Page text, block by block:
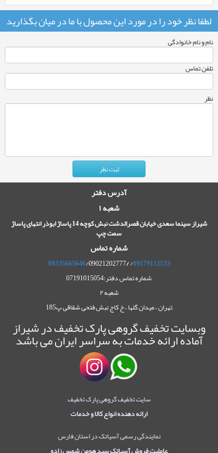
لطفا نظر خود را در مورد این محصول با ما در میان بگذارید
نام و نام خانوادگی
تلفن تماس
نظر
آدرس دفتر
شعبه ۱
شیراز سینما سعدی خیابان قصرالدشت نبش کوچه 14 پاساژ ابوذر انتهای پاساژ
سمت چپ
شماره تماس
09179112533
/
/
09335665646/09021202777
شماره تماس دفتر:07191015054
شعبه ۲
,تهران ، میدان گلها ، خ کاج نبش فتحی شقاقی پ185
وبسایت تخفیف گروهی پارک تخفیف در شیراز
آماده ارائه خدمات به سراسر ایران می باشد
سایت تخفیف گروهی پارک تخفیف
ارائه دهنده انواع کالا و خدمات
نمایندگی رسمی آسیاتک در استان فارس